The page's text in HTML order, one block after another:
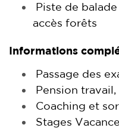
Piste de
accès forêts
Informations
Passage des
Pension
Coaching et
Stages